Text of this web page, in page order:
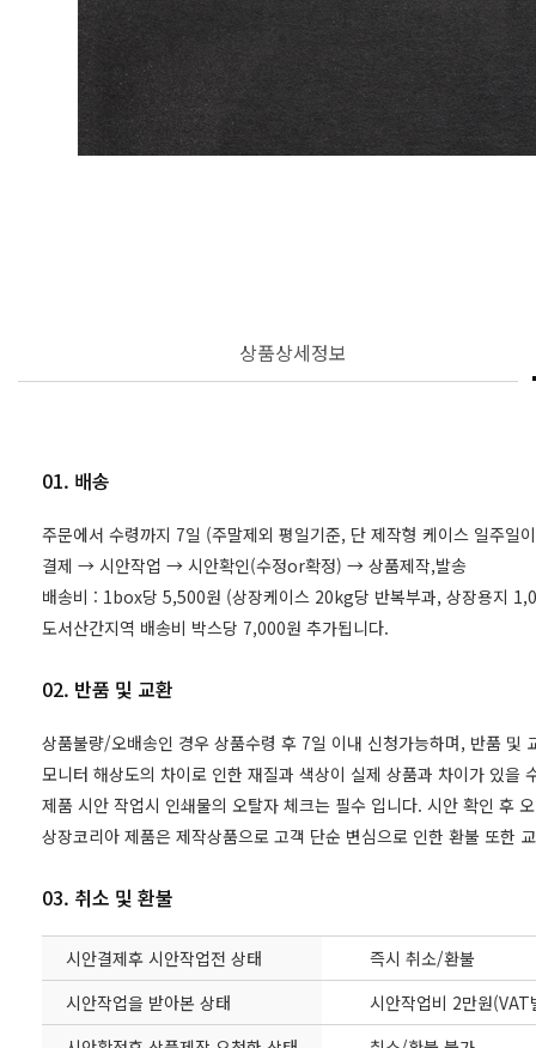
상품상세정보
01. 배송
주문에서 수령까지 7일 (주말제외 평일기준, 단 제작형 케이스 일주일
결제 → 시안작업 → 시안확인(수정or확정) → 상품제작,발송
배송비 : 1box당 5,500원 (상장케이스 20kg당 반복부과, 상장용지
도서산간지역 배송비 박스당 7,000원 추가됩니다.
02. 반품 및 교환
상품불량/오배송인 경우 상품수령 후 7일 이내 신청가능하며, 반품 및
모니터 해상도의 차이로 인한 재질과 색상이 실제 상품과 차이가 있
제품 시안 작업시 인쇄물의 오탈자 체크는 필수 입니다. 시안 확인 후
상장코리아 제품은 제작상품으로 고객 단순 변심으로 인한 환불 또한
03. 취소 및 환불
시안결제후 시안작업전 상태
즉시 취소/환불
시안작업을 받아본 상태
시안작업비 2만원